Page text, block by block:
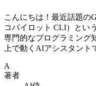
こんにちは！最近話題の
コパイロット CLI）とい
専門的なプログラミング
上で動くAIアシスタン
A
著者